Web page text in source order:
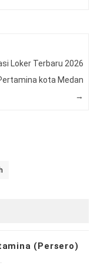
Loker Terbaru 2026
kota Medan
→
(Persero)